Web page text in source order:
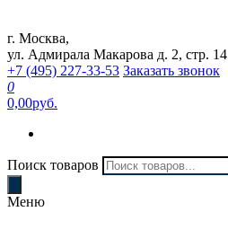
Интернет магазин "Can Auto"
г. Москва,
ул. Адмирала Макарова д. 2, стр. 14
+7 (495) 227-33-53 Заказать звонок
0
0,00руб.
Поиск товаров
Меню